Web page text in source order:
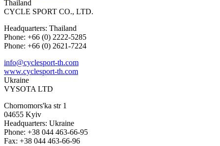
Thailand
CYCLE SPORT CO., LTD.
Headquarters: Thailand
Phone: +66 (0) 2222-5285
Phone: +66 (0) 2621-7224
info@cyclesport-th.com
www.cyclesport-th.com
Ukraine
VYSOTA LTD
Chornomors'ka str 1
04655 Kyiv
Headquarters: Ukraine
Phone: +38 044 463-66-95
Fax: +38 044 463-66-96